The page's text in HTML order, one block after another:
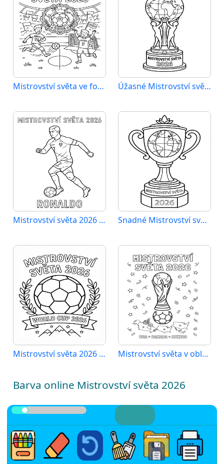
Mistrovství světa ve fotbale 2026 Úžasné Mistrovství světa 2026
Mistrovství světa 2026 Ronaldo Snadné Mistrovství světa 2026
Mistrovství světa 2026 zadarmo Mistrovství světa v oblasti sportu 2026
Barva online Mistrovství světa 2026